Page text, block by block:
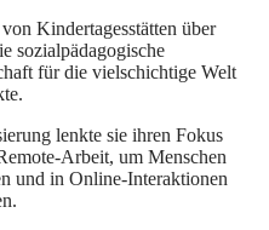
Kindertagesstätten über
sozialpädagogische
für die vielschichtige Welt
lenkte sie ihren Fokus
Arbeit, um Menschen
und in Online-Interaktionen